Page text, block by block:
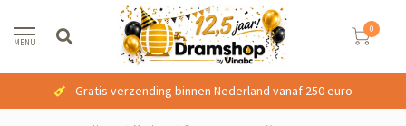
MENU
0
Gratis verzending binnen Nederland vanaf 250 euro